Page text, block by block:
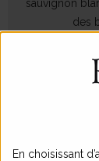
sauvignon
des
En choisissant